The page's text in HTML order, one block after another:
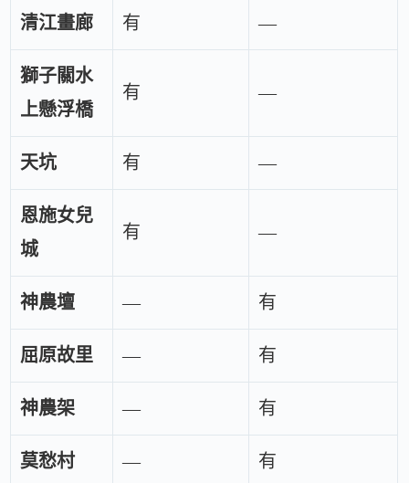
清江畫廊 有 —
獅子關水
上懸浮橋
有 —
天坑 有 —
恩施女兒
城
有 —
神農壇 — 有
屈原故里 — 有
神農架 — 有
莫愁村 — 有